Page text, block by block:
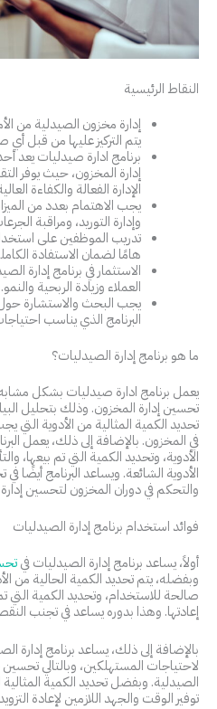
النقاط الرئيسية
إدارة مخزون الصيدلية من
يتم التركيز عليها من قبل أي
برنامج ادارة صيدليات يعد
إدارة المخزون، حيث يوفر
الإدارة الفعالة والكفاءة
يجب الاهتمام بعدد من
وإدارة التوريد، ومراقبة
تدريب الموظفين على
هامًا لضمان الاستفادة
الاستثمار في برنامج إدارة
العملاء وزيادة الربحية والنمو.
يجب البحث والاستشارة حول
البرنامج الذي يناسب
ما هو برنامج إدارة الصيدليات؟
يعمل برنامج ادارة صيدليات بشكل
تحسين إدارة المخزون. وذلك بتحليل
تحديد الكمية المثالية من الأدوية
في المخزون. بالإضافة إلى ذلك، يعمل
الأدوية، وتحديد الكمية التي تم بيعها،
الأدوية الشائعة. ويساعد البرنامج أيضًا
والتحكم في دوران المخزون لتحسين
فوائد استخدام برنامج إدارة الصيدليات
أولاً، يساعد برنامج إدارة الصيدليات في
وبفضله، يتم تحديد الكمية الحالية من
صالحة للاستخدام، وتحديد الكمية التي
إعادتها. وهذا بدوره يساعد في تجنب
بالإضافة إلى ذلك، يساعد برنامج إدارة
لاحتياجات المستهلكين، وبالتالي
الصيدلية. وبفضل تحديد الكمية المثالية
توفير الوقت والجهد اللازمين لإعادة